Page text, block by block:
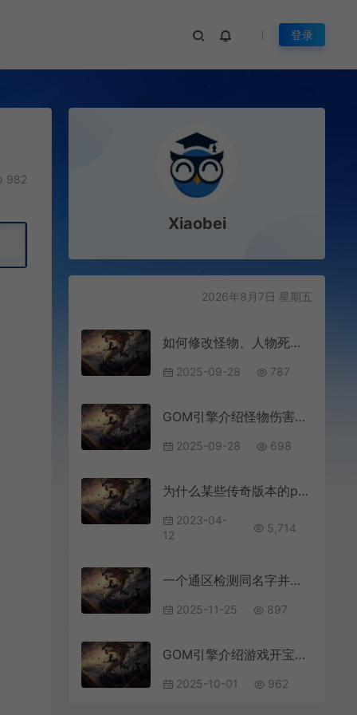
登录
982
Xiaobei
2026年8月7日 星期五
如何修改怪物、人物死亡物品掉落提示信息
2025-09-28 787
GOM引擎介绍怪物伤害封顶
2025-09-28 698
为什么某些传奇版本的pak密码会提示错误？
2023-04-
12
5,714
一个通区检测同名字并改名脚本
2025-11-25 897
GOM引擎介绍游戏开宝箱功能
2025-10-01 962